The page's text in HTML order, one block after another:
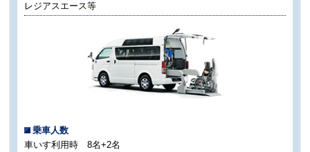
レジアスエース等
乗車人数
車いす利用時 8名+2名